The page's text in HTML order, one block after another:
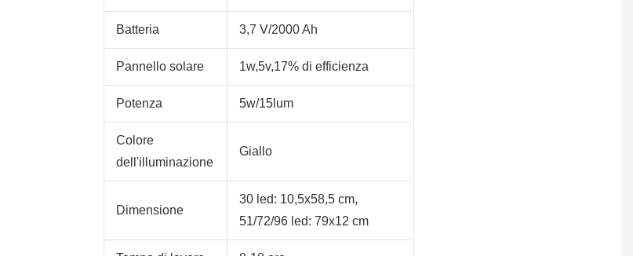
Batteria 3,7 V/2000 Ah
Pannello solare 1w,5v,17% di efficienza
Potenza 5w/15lum
Colore
dell'illuminazione
Giallo
Dimensione
30 led: 10,5x58,5 cm,
51/72/96 led: 79x12 cm